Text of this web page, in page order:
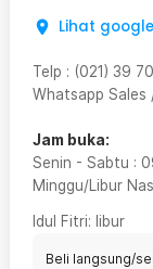
Lihat
Telp : (021) 39
Whatsapp Sales
Jam buka:
Senin - Sabtu :
Minggu/Libur
Idul Fitri: libur
Beli langsung/